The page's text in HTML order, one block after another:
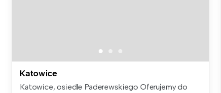
Katowice
Katowice, osiedle Paderewskiego Oferujemy do